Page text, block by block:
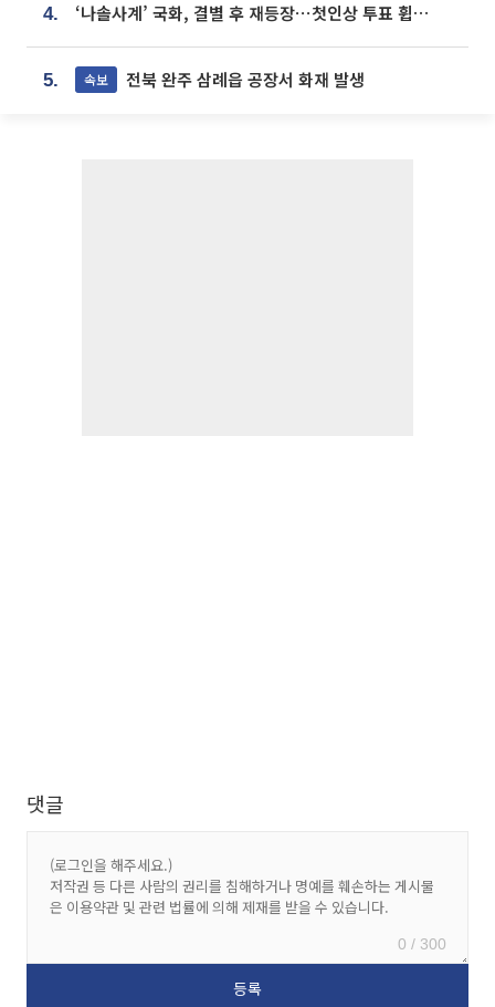
4. ‘나솔사계’ 국화, 결별 후 재등장⋯첫인상 투표 휩쓸고 ‘인기녀’ 등극
5. 속보 전북 완주 삼례읍 공장서 화재 발생
댓글
0 / 300